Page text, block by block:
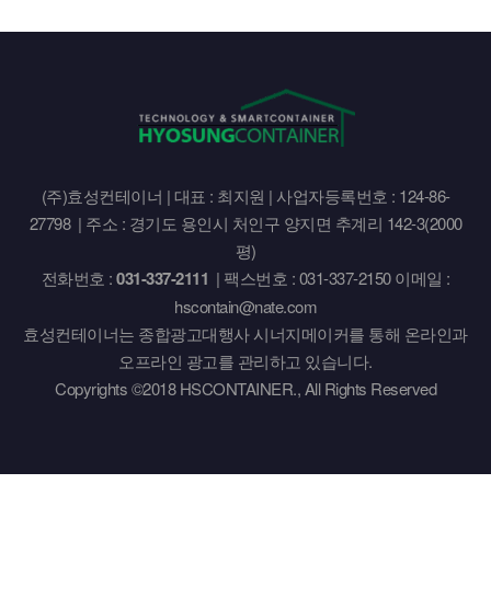
(주)효성컨테이너 | 대표 : 최지원 | 사업자등록번호 : 124-86-
27798 | 주소 : 경기도 용인시 처인구 양지면 추계리 142-3(2000
평)
전화번호 :031-337-2111 | 팩스번호 : 031-337-2150 이메일 :
hscontain@nate.com
효성컨테이너는 종합광고대행사 시너지메이커를 통해 온라인과
오프라인 광고를 관리하고 있습니다.
Copyrights ©2018 HSCONTAINER., All Rights Reserved